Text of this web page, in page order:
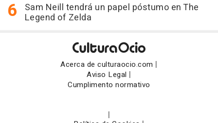
Sam Neill tendrá un papel póstumo en The
Legend of Zelda
Acerca de culturaocio.com |
Aviso Legal |
Cumplimento normativo
|